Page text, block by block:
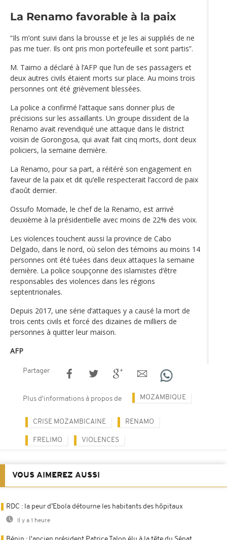
La Renamo favorable à la paix
“Ils m’ont suivi dans la brousse et je les ai suppliés de ne
pas me tuer. Ils ont pris mon portefeuille et sont partis”.
M. Taimo a déclaré à l’AFP que l’un de ses passagers et
deux autres civils étaient morts sur place. Au moins trois
personnes ont été grièvement blessées.
La police a confirmé l’attaque sans donner plus de
précisions sur les assaillants. Un groupe dissident de la
Renamo avait revendiqué une attaque dans le district
voisin de Gorongosa, qui avait fait cinq morts, dont deux
policiers, la semaine dernière.
La Renamo, pour sa part, a réitéré son engagement en
faveur de la paix et dit qu’elle respecterait l’accord de paix
d’août dernier.
Ossufo Momade, le chef de la Renamo, est arrivé
deuxième à la présidentielle avec moins de 22% des voix.
Les violences touchent aussi la province de Cabo
Delgado, dans le nord, où selon des témoins au moins 14
personnes ont été tuées dans deux attaques la semaine
dernière. La police soupçonne des islamistes d‘être
responsables des violences dans les régions
septentrionales.
Depuis 2017, une série d’attaques y a causé la mort de
trois cents civils et forcé des dizaines de milliers de
personnes à quitter leur maison.
AFP
Partager
Plus d'informations à propos de MOZAMBIQUE
CRISE MOZAMBICAINE RENAMO
FRELIMO VIOLENCES
VOUS AIMEREZ AUSSI
RDC : la peur d’Ebola détourne les habitants des hôpitaux
Il y a 1 heure